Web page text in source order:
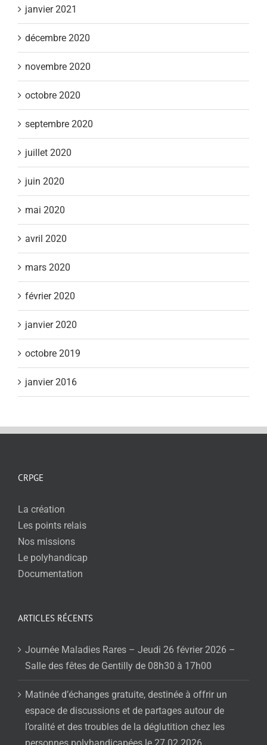
janvier 2021
décembre 2020
novembre 2020
octobre 2020
septembre 2020
juillet 2020
juin 2020
mai 2020
avril 2020
mars 2020
février 2020
janvier 2020
octobre 2019
janvier 2016
CRPGE
La création
Les points relais
Nos missions
Le polyhandicap
Documentation
ARTICLES RÉCENTS
Journée Maladies Rares – Jeudi 26 février 2026 –
Salle des fêtes de Gentilly de 08h30 à 17h00
Matinée d’échanges gratuite, destinée à offrir un
espace de discussions et de partages autour de
l’oralité et des troubles de la déglutition chez les
personnes polyhandicapées le 27.02.2026